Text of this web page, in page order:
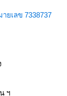
ยเลข 7338737
ฯ